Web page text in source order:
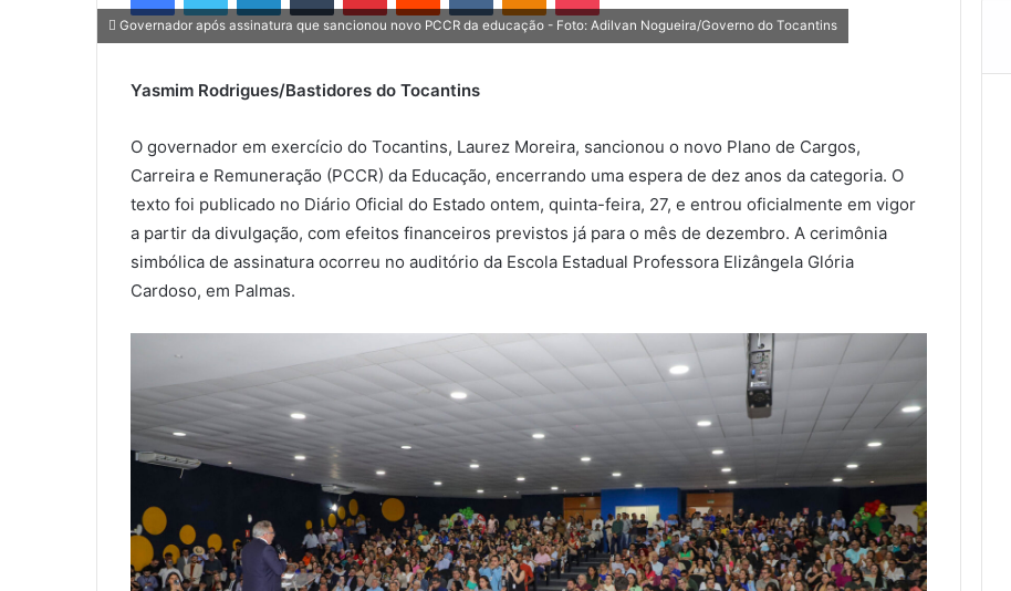
d
m
-
m
a
Governador após assinatura que sancionou novo PCCR da educação - Foto: Adilvan Nogueira/Governo do Tocantins
Yasmim Rodrigues/Bastidores do Tocantins
O governador em exercício do Tocantins, Laurez Moreira, sancionou o novo Plano de Cargos,
Carreira e Remuneração (PCCR) da Educação, encerrando uma espera de dez anos da categoria. O
texto foi publicado no Diário Oficial do Estado ontem, quinta-feira, 27, e entrou oficialmente em vigor
a partir da divulgação, com efeitos financeiros previstos já para o mês de dezembro. A cerimônia
simbólica de assinatura ocorreu no auditório da Escola Estadual Professora Elizângela Glória
Cardoso, em Palmas.